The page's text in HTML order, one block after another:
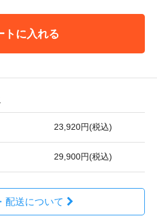
トに入れる
23,920円(税込)
29,900円(税込)
配送について